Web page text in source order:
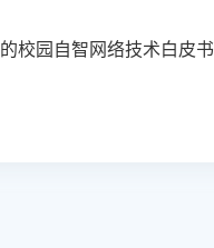
校园自智网络技术白皮书